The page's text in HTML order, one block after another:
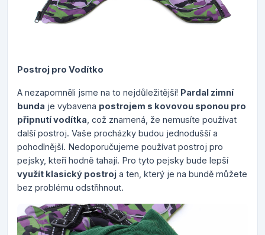
Postroj pro Vodítko
A nezapomněli jsme na to nejdůležitější! Pardal zimní
bunda je vybavena postrojem s kovovou sponou pro
připnutí vodítka , což znamená, že nemusíte používat
další postroj. Vaše procházky budou jednodušší a
pohodlnější. Nedoporučujeme používat postroj pro
pejsky, kteří hodně tahají. Pro tyto pejsky bude lepší
využít klasický postroj a ten, který je na bundě můžete
bez problému odstřihnout.